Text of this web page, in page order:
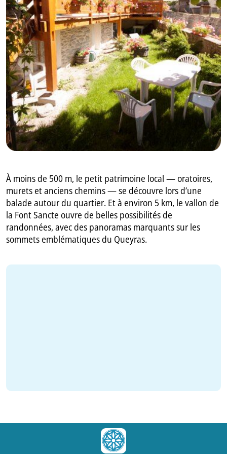
GB
IT
À moins de 500 m, le petit patrimoine local — oratoires,
murets et anciens chemins — se découvre lors d’une
balade autour du quartier. Et à environ 5 km, le vallon de
la Font Sancte ouvre de belles possibilités de
randonnées, avec des panoramas marquants sur les
sommets emblématiques du Queyras.